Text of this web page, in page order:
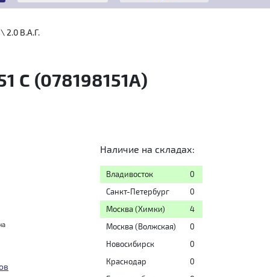
2.0 B.A.Г.
C (078198151A)
Наличие на складах:
Владивосток
0
Санкт-Петербург
0
Москва (Химки)
4
Москва (Волжская)
0
Новосибирск
0
Краснодар
0